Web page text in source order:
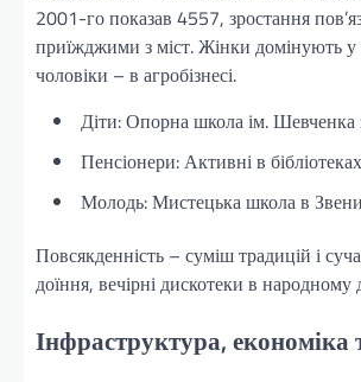
2001-го показав 4557, зростання
приїжджими з міст. Жінки домінують у
чоловіки – в агробізнесі.
Діти: Опорна школа ім. Шевченка
Пенсіонери: Активні в
Молодь: Мистецька школа в
Повсякденність – суміш традицій і
доїння, вечірні дискотеки в народному
Інфраструктура, економіка